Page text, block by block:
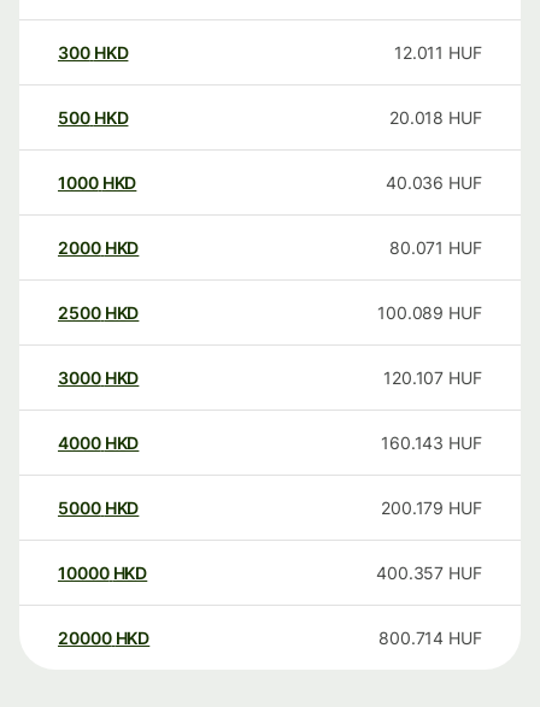
300 HKD 12.011 HUF
500 HKD 20.018 HUF
1000 HKD 40.036 HUF
2000 HKD 80.071 HUF
2500 HKD 100.089 HUF
3000 HKD 120.107 HUF
4000 HKD 160.143 HUF
5000 HKD 200.179 HUF
10000 HKD 400.357 HUF
20000 HKD 800.714 HUF